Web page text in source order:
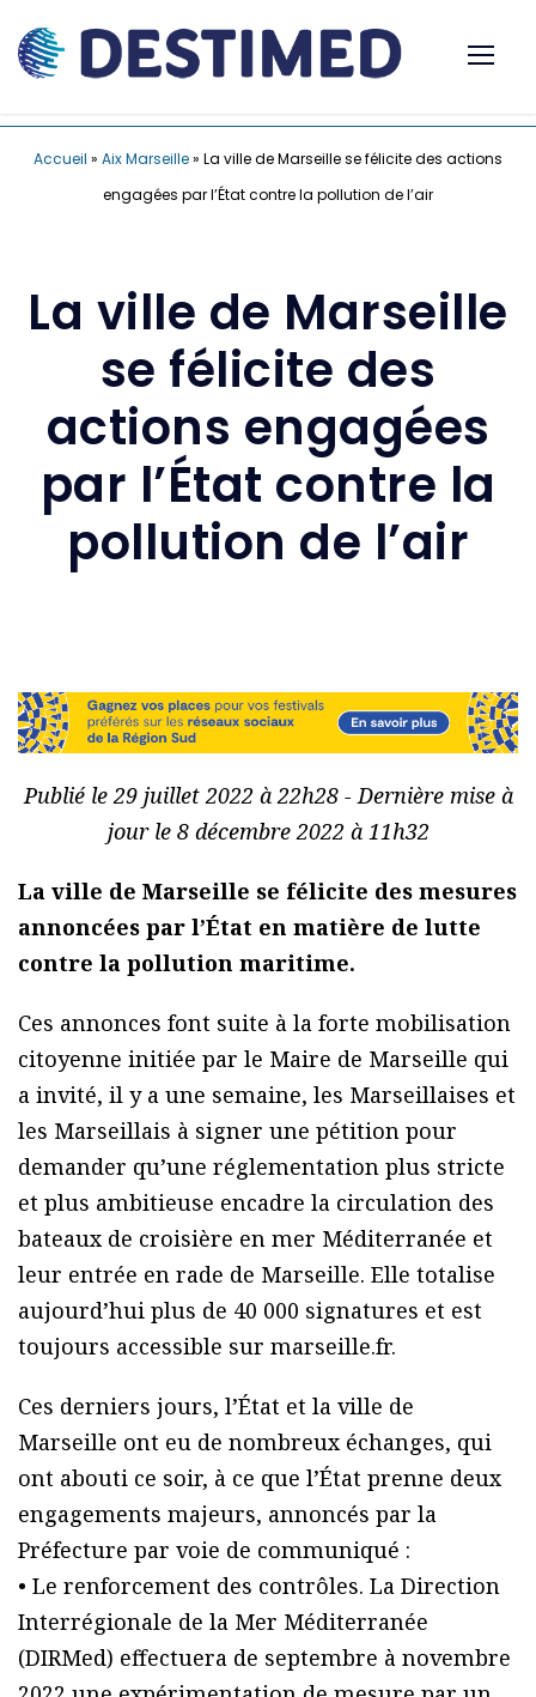
Accueil » Aix Marseille» La ville de Marseille se félicite des actions
engagées par l’État contre la pollution de l’air
La ville de Marseille
se félicite des
actions engagées
par l’État contre la
pollution de l’air
Publié le 29 juillet 2022 à 22h28 - Dernière mise à
jour le 8 décembre 2022 à 11h32
La ville de Marseille se félicite des mesures
annoncées par l’État en matière de lutte
contre la pollution maritime.
Ces annonces font suite à la forte mobilisation
citoyenne initiée par le Maire de Marseille qui
a invité, il y a une semaine, les Marseillaises et
les Marseillais à signer une pétition pour
demander qu’une réglementation plus stricte
et plus ambitieuse encadre la circulation des
bateaux de croisière en mer Méditerranée et
leur entrée en rade de Marseille. Elle totalise
aujourd’hui plus de 40 000 signatures et est
toujours accessible sur marseille.fr.
Ces derniers jours, l’État et la ville de
Marseille ont eu de nombreux échanges, qui
ont abouti ce soir, à ce que l’État prenne deux
engagements majeurs, annoncés par la
Préfecture par voie de communiqué :
• Le renforcement des contrôles. La Direction
Interrégionale de la Mer Méditerranée
(DIRMed) effectuera de septembre à novembre